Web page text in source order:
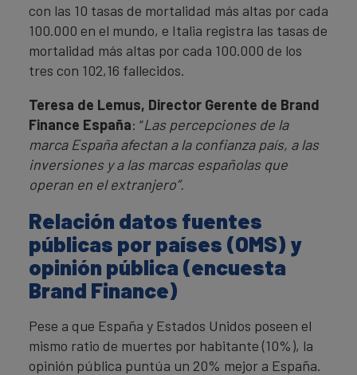
con las 10 tasas de mortalidad más altas por cada
100.000 en el mundo, e Italia registra las tasas de
mortalidad más altas por cada 100.000 de los
tres con 102,16 fallecidos.
Teresa de Lemus, Director Gerente de Brand
Finance España: “Las percepciones de la
marca España afectan a la confianza país, a las
inversiones y a las marcas españolas que
operan en el extranjero”.
Relación datos fuentes
públicas por países (OMS) y
opinión pública (encuesta
Brand Finance)
Pese a que España y Estados Unidos poseen el
mismo ratio de muertes por habitante (10%), la
opinión pública puntúa un 20% mejor a España.